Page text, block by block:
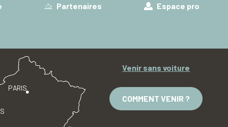
Partenaires Espace pro
PARIS
Venir sans voiture
COMMENT VENIR ?